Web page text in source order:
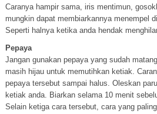
Caranya hampir sama, iris mentimun,
mungkin dapat membiarkannya menempel
Seperti halnya ketika anda hendak
Pepaya
Jangan gunakan pepaya yang sudah
masih hijau untuk memutihkan ketiak.
pepaya tersebut sampai halus. Oleskan
ketiak anda. Biarkan selama 10 menit
Selain ketiga cara tersebut, cara yang